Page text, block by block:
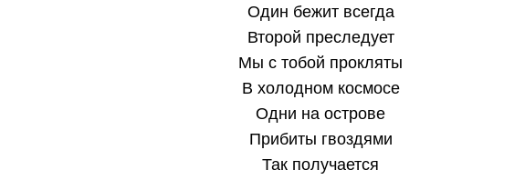
Один бежит всегда
Второй преследует
Мы с тобой прокляты
В холодном космосе
Одни на острове
Прибиты гвоздями
Так получается